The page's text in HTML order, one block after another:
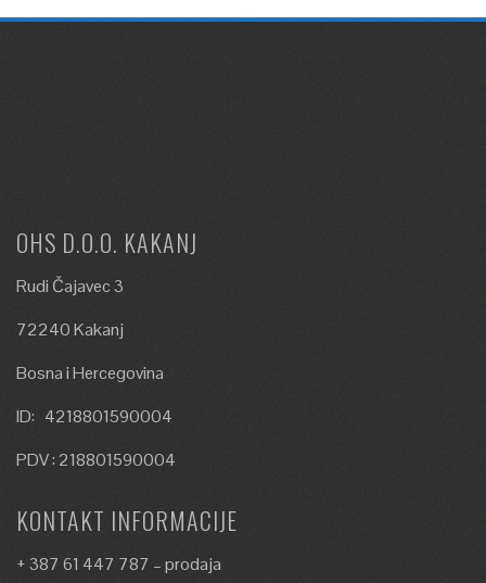
OHS D.O.O. KAKANJ
Rudi Čajavec 3
72240 Kakanj
Bosna i Hercegovina
ID: 4218801590004
PDV : 218801590004
KONTAKT INFORMACIJE
+ 387 61 447 787 – prodaja